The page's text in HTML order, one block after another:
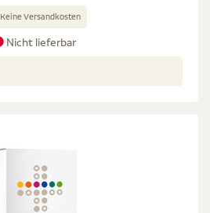
Keine Versandkosten
Nicht lieferbar